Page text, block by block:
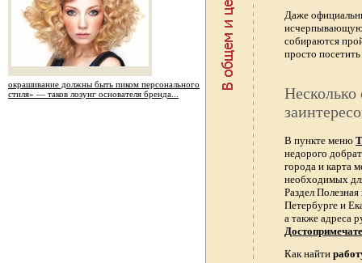
окрашивание должны быть пиком персонального
стиля» — таков лозунг основателя бренда...
Даже
исчерпывающую
собираются
просто
Несколько
В пункте меню
недорого
города и карта
необходимых
Раздел
Петербурге и
а также адреса
Как найти